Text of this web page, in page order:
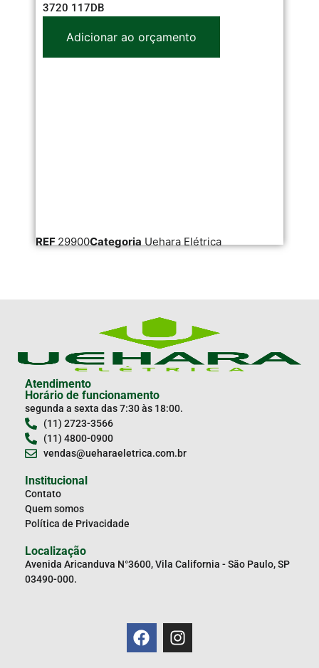
3720 117DB
Adicionar ao orçamento
REF 29900Categoria Uehara Elétrica
Atendimento
Horário de funcionamento
segunda a sexta das 7:30 às 18:00.
(11) 2723-3566
(11) 4800-0900
vendas@ueharaeletrica.com.br
Institucional
Contato
Quem somos
Política de Privacidade
Localização
Avenida Aricanduva N°3600, Vila California - São Paulo, SP
03490-000.